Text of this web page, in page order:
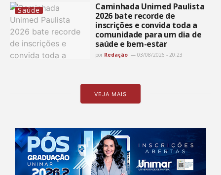
Saúde
Caminhada Unimed Paulista
2026 bate recorde de
inscrições e convida toda a
comunidade para um dia de
saúde e bem-estar
por Redação 03/08/2026 - 20:23
VEJA MAIS